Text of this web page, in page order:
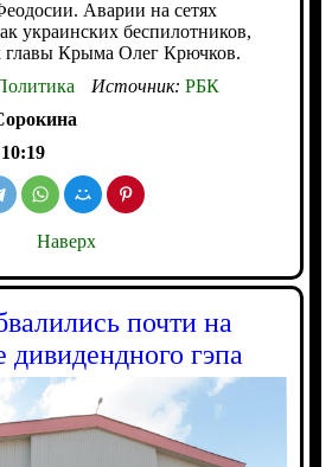
Аварии на сетях
украинских беспилотников,
главы Крыма Олег Крючков.
Источник: РБК
Наверх
почти на
дивидендного гэпа